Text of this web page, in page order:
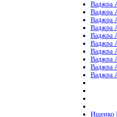
Ваджра
Ваджра
Ваджра
Ваджра
Ваджра
Ваджра
Ваджра
Ваджра
Ваджра
Ваджра
Ищенко